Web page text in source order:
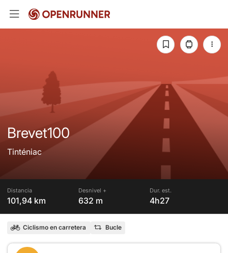
Brevet100
Tinténiac
Distancia
101,94 km
Desnivel +
632 m
Dur. est.
4h27
Ciclismo en carretera Bucle